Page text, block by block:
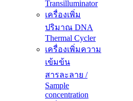
Transilluminator
เครื่องเพิ่ม
ปริมาณ DNA
Thermal Cycler
เครื่องเพิ่มความ
เข้มข้น
สารละลาย /
Sample
concentration